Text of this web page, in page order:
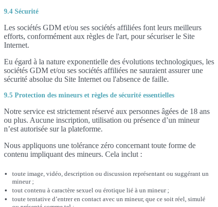
9.4 Sécurité
Les sociétés GDM et/ou ses sociétés affiliées font leurs meilleurs
efforts, conformément aux règles de l'art, pour sécuriser le Site
Internet.
Eu égard à la nature exponentielle des évolutions technologiques, les
sociétés GDM et/ou ses sociétés affiliées ne sauraient assurer une
sécurité absolue du Site Internet ou l'absence de faille.
9.5 Protection des mineurs et règles de sécurité essentielles
Notre service est strictement réservé aux personnes âgées de 18 ans
ou plus. Aucune inscription, utilisation ou présence d’un mineur
n’est autorisée sur la plateforme.
Nous appliquons une tolérance zéro concernant toute forme de
contenu impliquant des mineurs. Cela inclut :
toute image, vidéo, description ou discussion représentant ou suggérant un
mineur ;
tout contenu à caractère sexuel ou érotique lié à un mineur ;
toute tentative d’entrer en contact avec un mineur, que ce soit réel, simulé